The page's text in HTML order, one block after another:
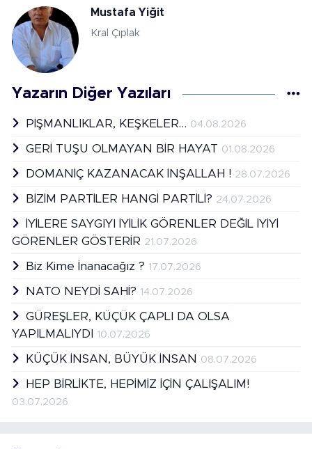
Mustafa Yiğit
Kral Çıplak
Yazarın Diğer Yazıları
PİŞMANLIKLAR, KEŞKELER… 04.08.2026
GERİ TUŞU OLMAYAN BİR HAYAT 01.08.2026
DOMANİÇ KAZANACAK İNŞALLAH ! 28.07.2026
BİZİM PARTİLER HANGİ PARTİLİ? 24.07.2026
İYİLERE SAYGIYI İYİLİK GÖRENLER DEĞİL İYİYİ
GÖRENLER GÖSTERİR 21.07.2026
Biz Kime İnanacağız ? 17.07.2026
NATO NEYDİ SAHİ? 14.07.2026
GÜREŞLER, KÜÇÜK ÇAPLI DA OLSA
YAPILMALIYDI
10.07.2026
KÜÇÜK İNSAN, BÜYÜK İNSAN 08.07.2026
HEP BİRLİKTE, HEPİMİZ İÇİN ÇALIŞALIM!
03.07.2026